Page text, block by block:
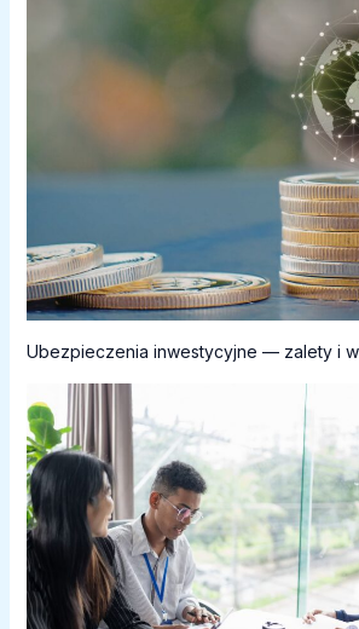
Ubezpieczenia inwestycyjne — zalety i